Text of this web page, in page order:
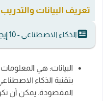
تعريف البيانات
الذكاء الاصطناعي - 10 إيجابيات وسلبيات يجب معرفتها
البيانات: هي
بتقنية الذكاء
المقصودة. يمكن أن